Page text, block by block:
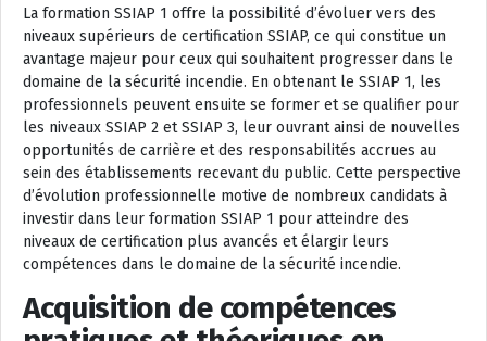
La formation SSIAP 1 offre la possibilité d’évoluer vers des
niveaux supérieurs de certification SSIAP, ce qui constitue un
avantage majeur pour ceux qui souhaitent progresser dans le
domaine de la sécurité incendie. En obtenant le SSIAP 1, les
professionnels peuvent ensuite se former et se qualifier pour
les niveaux SSIAP 2 et SSIAP 3, leur ouvrant ainsi de nouvelles
opportunités de carrière et des responsabilités accrues au
sein des établissements recevant du public. Cette perspective
d’évolution professionnelle motive de nombreux candidats à
investir dans leur formation SSIAP 1 pour atteindre des
niveaux de certification plus avancés et élargir leurs
compétences dans le domaine de la sécurité incendie.
Acquisition de compétences